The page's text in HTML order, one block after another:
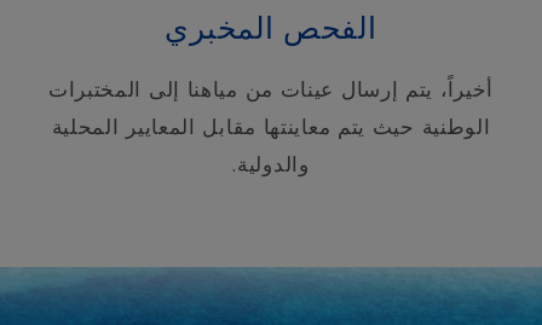
الفحص المخبري
أخيراً، يتم إرسال عينات من مياهنا إلى المختبرات
الوطنية حيث يتم معاينتها مقابل المعايير المحلية
والدولية.